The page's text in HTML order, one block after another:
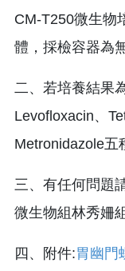
CM-T250微生物
體，採檢容器為
二、若培養結果
Levofloxacin、
Metronidazole五
三、有任何問題
微生物組林秀姍
四、附件:胃幽門